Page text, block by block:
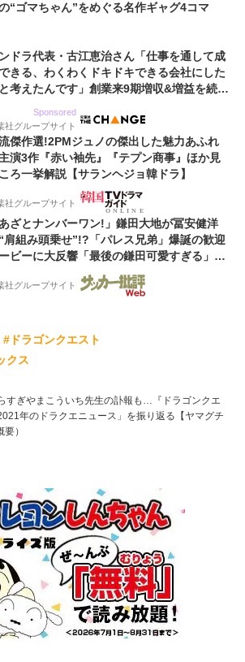
“ゴマちゃん”をめぐる名作ギャグ4コマ
ドラ代表・古江恵治さん「仕事を通して成
きる、わくわくドキドキできる会社にした
考えたんです」創業来9期増収&増益を続け
Sponsored
社グループサイト
傑作選!2PMジュノの傑出した魅力あふれ
演3作『赤い袖先』『テプン商事』ほか見
ろ一挙解説【サランヘジョ韓ドラ】
社グループサイト
あざとナンバーワン!」鎌田大地が冨安健洋
肩組み頭乗せ”!?「パレス兄弟」爆誕の歓迎
ビーに大反響「最後の鎌田可愛すぎる」
粋にも程がある!」
社グループサイト
#ドラゴンクエスト
クス
すぎやまこういち先生の訃報も…『ドラゴンクエ
年のドラクエニュース」を振り返る【ヤマグチ
）